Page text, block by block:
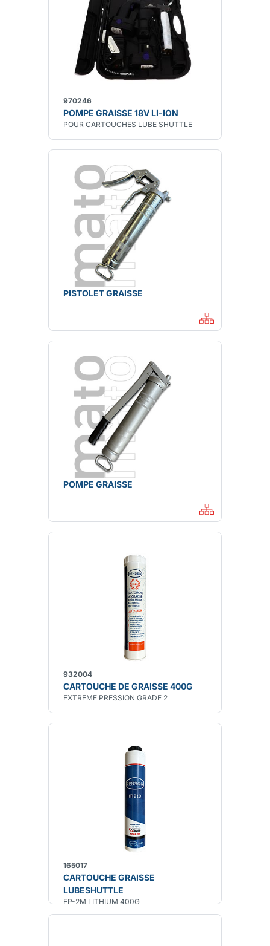
970246
POMPE GRAISSE 18V LI-ION
POUR CARTOUCHES LUBE SHUTTLE
PISTOLET GRAISSE
POMPE GRAISSE
932004
CARTOUCHE DE GRAISSE 400G
EXTREME PRESSION GRADE 2
165017
CARTOUCHE GRAISSE
LUBESHUTTLE
EP-2M LITHIUM 400G